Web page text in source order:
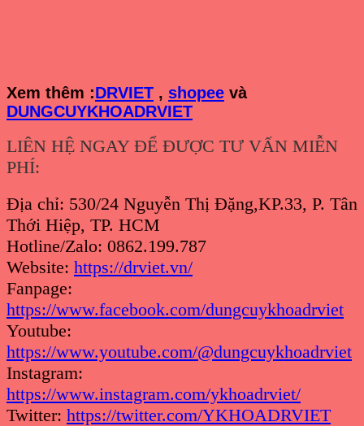
Xem thêm :DRVIET , shopee và
DUNGCUYKHOADRVIET
LIÊN HỆ NGAY ĐỂ ĐƯỢC TƯ VẤN MIỄN
PHÍ:
Địa chỉ: 530/24 Nguyễn Thị Đặng,KP.33, P. Tân
Thới Hiệp, TP. HCM
Hotline/Zalo: 0862.199.787
Website: https://drviet.vn/
Fanpage:
https://www.facebook.com/dungcuykhoadrviet
Youtube:
https://www.youtube.com/@dungcuykhoadrviet
Instagram:
https://www.instagram.com/ykhoadrviet/
Twitter: https://twitter.com/YKHOADRVIET